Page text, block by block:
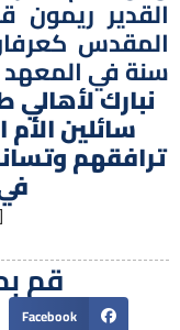
القدير ريمون
سنة في المعهد
نبارك لأهالي
سائلين
ترافقهم
قم
Facebook